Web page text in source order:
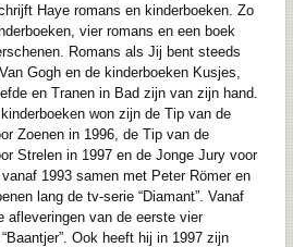
Haye romans en kinderboeken. Zo
vier romans en een boek
Romans als Jij bent steeds
Gogh en de kinderboeken Kusjes,
en Tranen in Bad zijn van zijn hand.
won zijn de Tip van de
Zoenen in 1996, de Tip van de
Strelen in 1997 en de Jonge Jury voor
1993 samen met Peter Römer en
lang de tv-serie “Diamant”. Vanaf
afleveringen van de eerste vier
Ook heeft hij in 1997 zijn